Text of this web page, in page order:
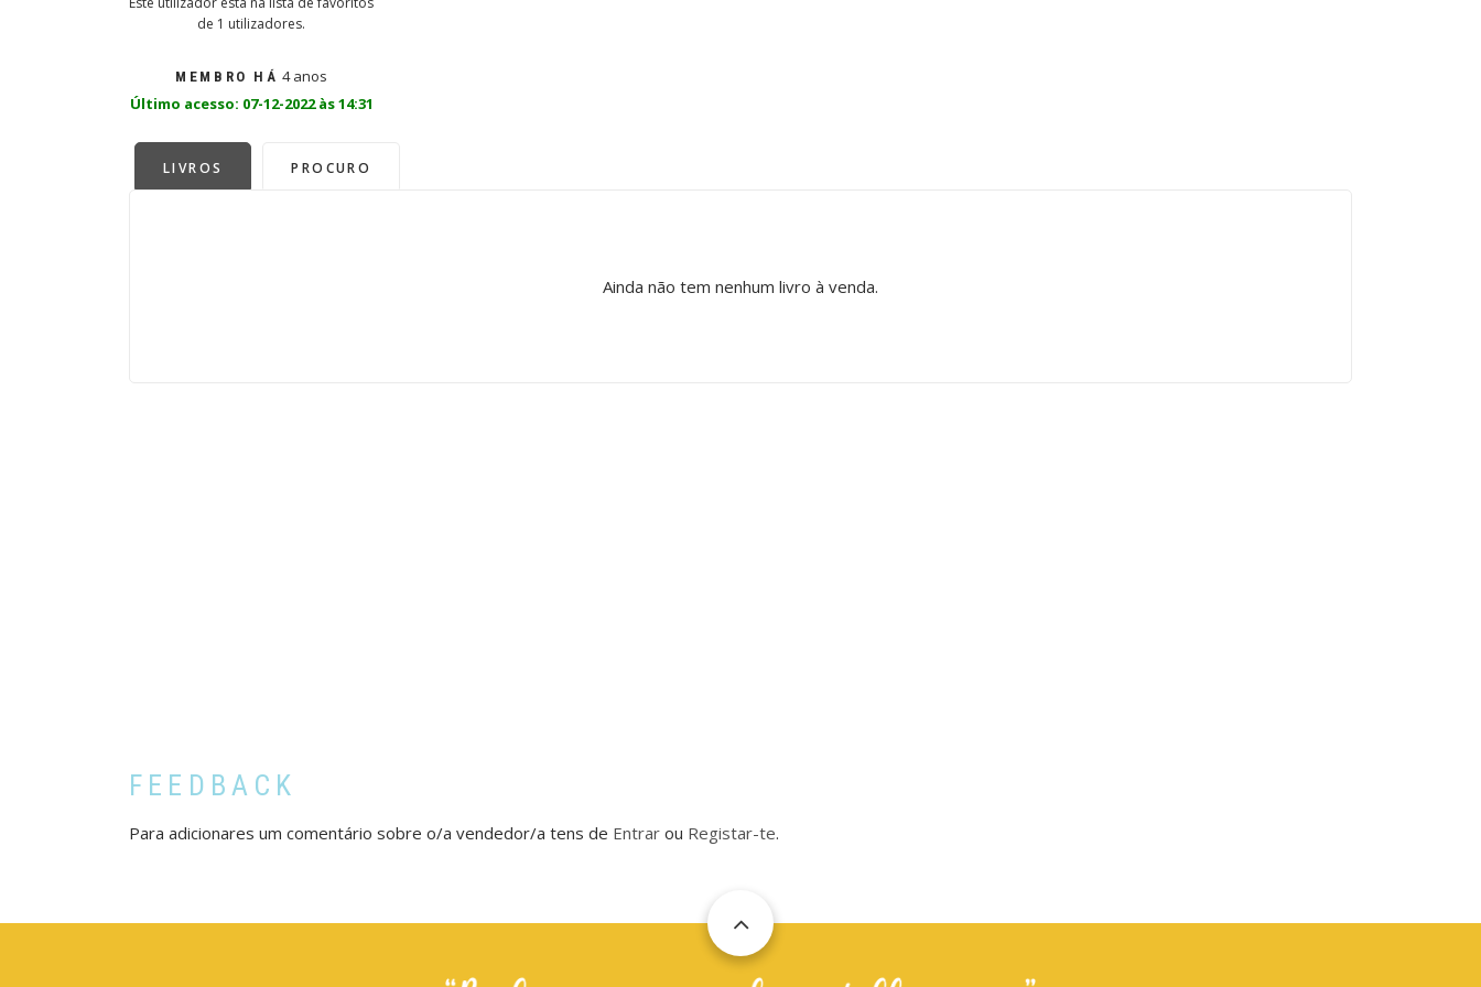
de 1 utilizadores.
MEMBRO HÁ 4 anos
Último acesso: 07-12-2022 às 14:31
LIVROS PROCURO
Ainda não tem nenhum livro à venda.
FEEDBACK
Para adicionares um comentário sobre o/a vendedor/a tens de Entrar ou Registar-te.